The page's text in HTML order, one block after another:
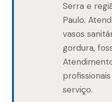
Serra e
Paulo.
vasos
gordura,
serviço.